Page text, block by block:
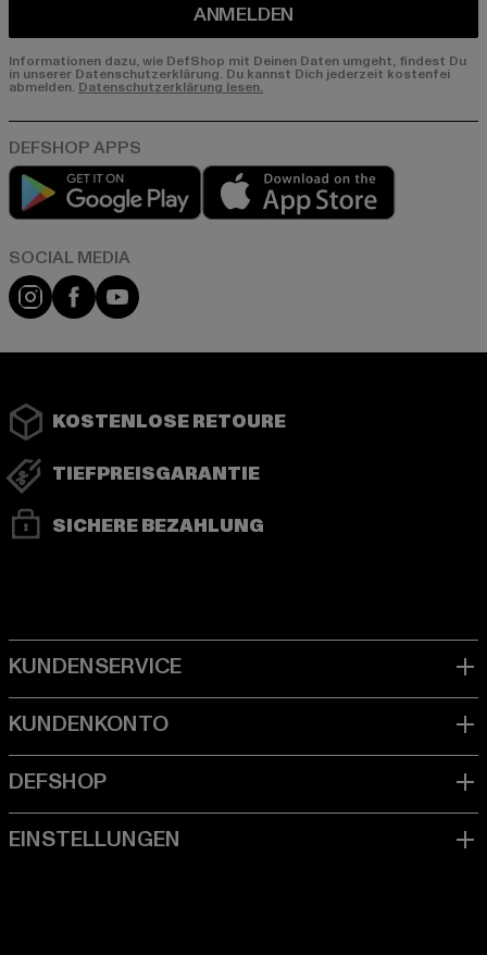
ANMELDEN
Informationen dazu, wie DefShop mit Deinen Daten umgeht, findest Du
in unserer Datenschutzerklärung. Du kannst Dich jederzeit kostenfei
abmelden. Datenschutzerklärung lesen.
Play market
Instagram
FacebookYouTube
KOSTENLOSE RETOURE
TIEFPREISGARANTIE
SICHERE BEZAHLUNG